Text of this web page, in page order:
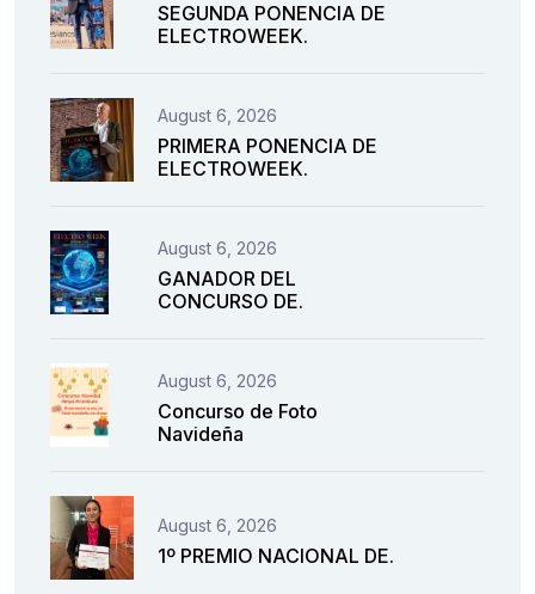
SEGUNDA PONENCIA DE
ELECTROWEEK.
August 6, 2026
PRIMERA PONENCIA DE
ELECTROWEEK.
August 6, 2026
GANADOR DEL
CONCURSO DE.
August 6, 2026
Concurso de Foto
Navideña
August 6, 2026
1º PREMIO NACIONAL DE.